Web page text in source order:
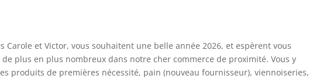
Carole et Victor, vous souhaitent une belle année 2026, et espèrent vous
plus en plus nombreux dans notre cher commerce de proximité. Vous y
produits de premières nécessité, pain (nouveau fournisseur), viennoiseries,